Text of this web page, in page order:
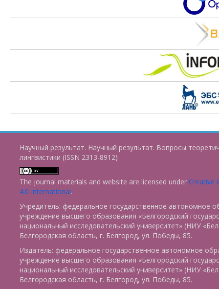
Научный результат. Научный результат. Вопросы
лингвистики (ISSN 2313-8912)
The journal materials and website are licensed under Creative
4.0 International.
Учредитель: федеральное государственное автономное
учреждение высшего образования «Белгородский
национальный исследовательский университет» (НИУ
Белгородская область, г. Белгород, ул. Победы, 85.
Издатель: федеральное государственное автономное
учреждение высшего образования «Белгородский
национальный исследовательский университет» (НИУ
Белгородская область, г. Белгород, ул. Победы, 85.